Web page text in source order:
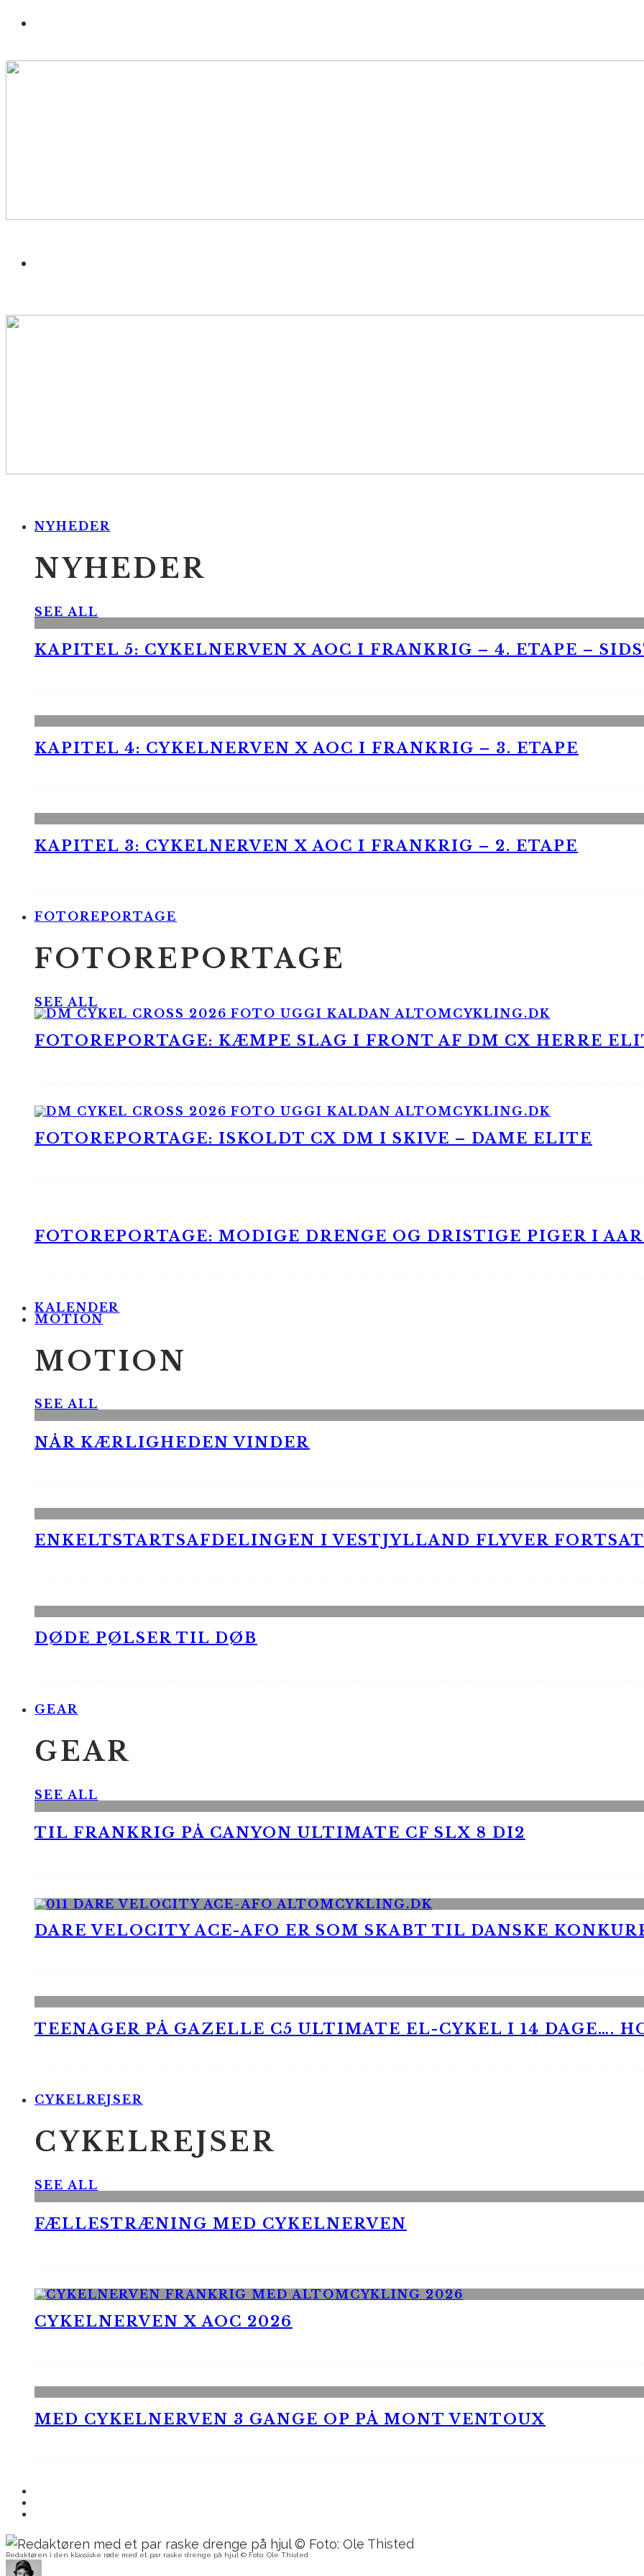
NYHEDER
NYHEDER
SEE ALL
KAPITEL 5: CYKELNERVEN X AOC I FRANKRIG – 4. ETAPE –
KAPITEL 4: CYKELNERVEN X AOC I FRANKRIG – 3. ETAPE
KAPITEL 3: CYKELNERVEN X AOC I FRANKRIG – 2. ETAPE
FOTOREPORTAGE
FOTOREPORTAGE
SEE ALL
FOTOREPORTAGE: KÆMPE SLAG I FRONT AF DM CX HERRE
FOTOREPORTAGE: ISKOLDT CX DM I SKIVE – DAME ELITE
FOTOREPORTAGE: MODIGE DRENGE OG DRISTIGE PIGER I
KALENDER
MOTION
MOTION
SEE ALL
NÅR KÆRLIGHEDEN VINDER
ENKELTSTARTSAFDELINGEN I VESTJYLLAND FLYVER
DØDE PØLSER TIL DØB
GEAR
GEAR
SEE ALL
TIL FRANKRIG PÅ CANYON ULTIMATE CF SLX 8 DI2
DARE VELOCITY ACE-AFO ER SOM SKABT TIL DANSKE
TEENAGER PÅ GAZELLE C5 ULTIMATE EL-CYKEL I 14 DAGE….
CYKELREJSER
CYKELREJSER
SEE ALL
FÆLLESTRÆNING MED CYKELNERVEN
CYKELNERVEN X AOC 2026
MED CYKELNERVEN 3 GANGE OP PÅ MONT VENTOUX
Redaktøren i den klassiske røde med et par raske drenge på hjul © Foto: Ole Thisted